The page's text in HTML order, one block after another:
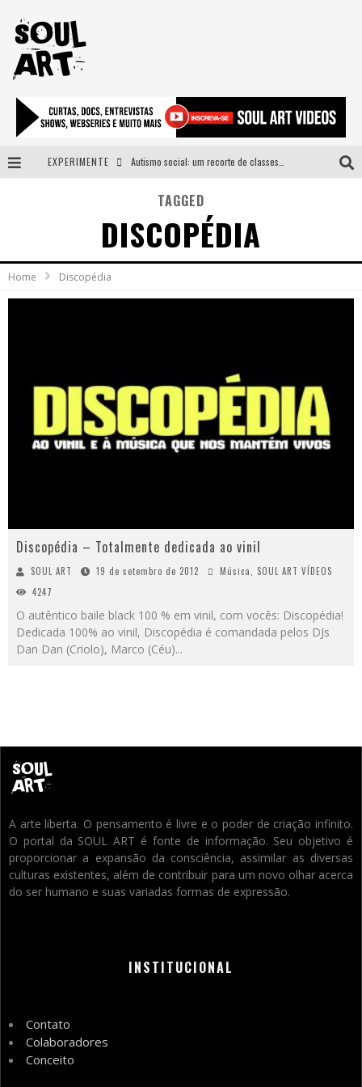
EXPERIMENTE
A subida da rampa é diferente!
Faça o bem! Mas, sem olhar a quem!?
Novo single de Arnaldo Tifu, “De Testa” explora brasilidade em sons, cores e símbolos
TAGGED
DISCOPÉDIA
Home Discopédia
Discopédia – Totalmente dedicada ao vinil
SOUL ART 19 de setembro de 2012 Música, SOUL ART VÍDEOS
4247
O autêntico baile black 100 % em vinil, com vocês: Discopédia!
Dedicada 100% ao vinil, Discopédia é comandada pelos DJs
Dan Dan (Criolo), Marco (Céu)...
A arte liberta. O pensamento é livre e o poder de criação infinito.
O portal da SOUL ART é fonte de informação. Seu objetivo é
proporcionar a expansão da consciência, assimilar as diversas
culturas existentes, além de contribuir para um novo olhar acerca
do ser humano e suas variadas formas de expressão.
INSTITUCIONAL
Contato
Colaboradores
Conceito